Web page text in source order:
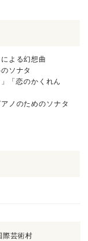
よる幻想曲
ソナタ
「恋のかくれん
ノのためのソナタ
際芸術村